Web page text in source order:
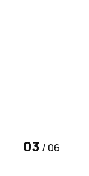
03 / 06